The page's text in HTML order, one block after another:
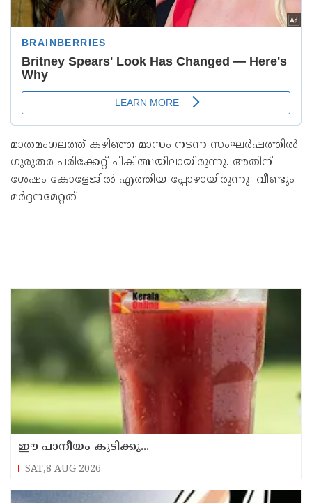
മാതമംഗലത്ത് കഴിഞ്ഞ മാസം നടന്ന സംഘർഷത്തിൽ
ഗുരുതര പരിക്കേറ്റ് ചികിത്സയിലായിരുന്നു. അതിന്
ശേഷം കോളേജിൽ എത്തിയ പ്പോഴായിരുന്നു വീണ്ടും
മർദ്ദനമേറ്റത്
ഈ പാനീയം കുടിക്കൂ...
SAT,8 AUG 2026